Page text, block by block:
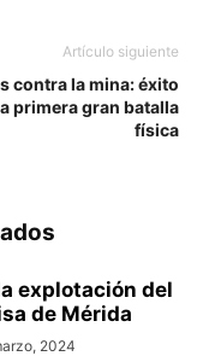
Artículo siguiente
contra la mina: éxito
primera gran batalla
física
explotación del
de Mérida
2024